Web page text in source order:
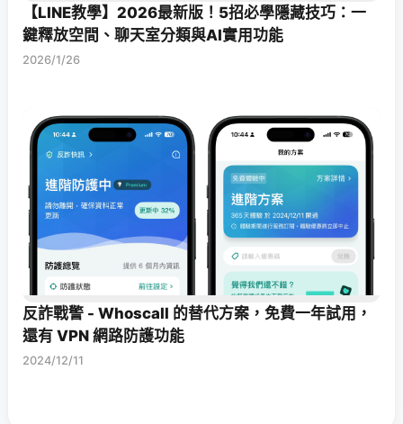
【LINE教學】2026最新版！5招必學隱藏技巧：一
鍵釋放空間、聊天室分類與AI實用功能
2026/1/26
反詐戰警 - Whoscall 的替代方案，免費一年試用，
還有 VPN 網路防護功能
2024/12/11